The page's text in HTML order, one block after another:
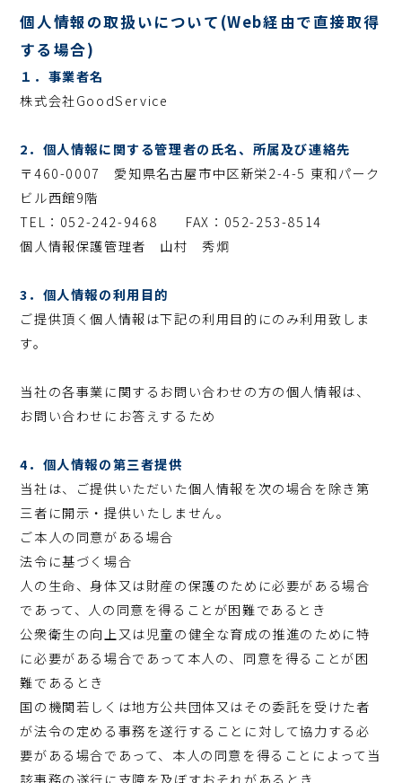
個人情報の取扱いについて(Web経由で直接取得
する場合)
１．事業者名
株式会社GoodService
2．個人情報に関する管理者の氏名、所属及び連絡先
〒460-0007 愛知県名古屋市中区新栄2-4-5 東和パーク
ビル西館9階
TEL：052-242-9468 FAX：052-253-8514
個人情報保護管理者 山村 秀炯
3．個人情報の利用目的
ご提供頂く個人情報は下記の利用目的にのみ利用致しま
す。
当社の各事業に関するお問い合わせの方の個人情報は、
お問い合わせにお答えするため
4．個人情報の第三者提供
当社は、ご提供いただいた個人情報を次の場合を除き第
三者に開示・提供いたしません。
ご本人の同意がある場合
法令に基づく場合
人の生命、身体又は財産の保護のために必要がある場合
であって、人の同意を得ることが困難であるとき
公衆衛生の向上又は児童の健全な育成の推進のために特
に必要がある場合であって本人の、同意を得ることが困
難であるとき
国の機関若しくは地方公共団体又はその委託を受けた者
が法令の定める事務を遂行することに対して協力する必
要がある場合であって、本人の同意を得ることによって当
該事務の遂行に支障を及ぼすおそれがあるとき